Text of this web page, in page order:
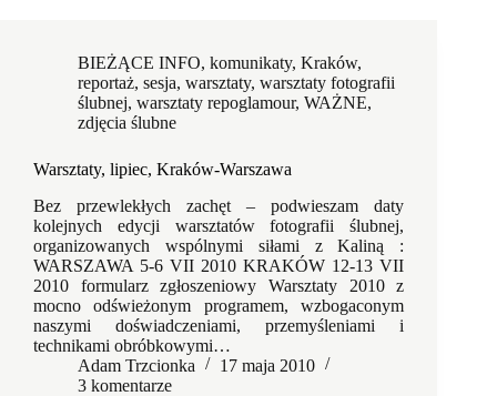
BIEŻĄCE INFO, komunikaty, Kraków,
reportaż, sesja, warsztaty, warsztaty fotografii
ślubnej, warsztaty repoglamour, WAŻNE,
zdjęcia ślubne
Warsztaty, lipiec, Kraków-Warszawa
Bez przewlekłych zachęt – podwieszam daty
kolejnych edycji warsztatów fotografii ślubnej,
organizowanych wspólnymi siłami z Kaliną :
WARSZAWA 5-6 VII 2010 KRAKÓW 12-13 VII
2010 formularz zgłoszeniowy Warsztaty 2010 z
mocno odświeżonym programem, wzbogaconym
naszymi doświadczeniami, przemyśleniami i
technikami obróbkowymi…
Adam Trzcionka
17 maja 2010
3 komentarze